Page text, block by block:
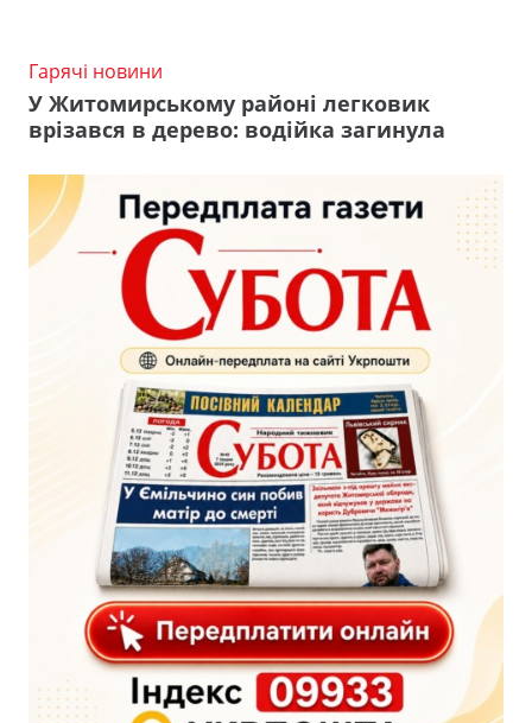
Гарячі новини
У Житомирському районі легковик
врізався в дерево: водійка загинула